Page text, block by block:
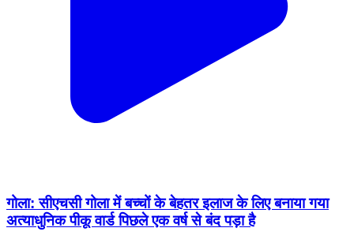
गोला: सीएचसी गोला में बच्चों के बेहतर इलाज के लिए बनाया गया
अत्याधुनिक पीकू वार्ड पिछले एक वर्ष से बंद पड़ा है